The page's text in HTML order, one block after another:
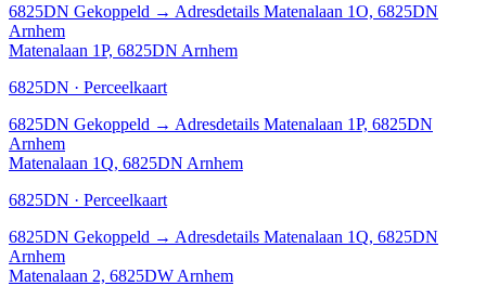
6825DN Gekoppeld → Adresdetails Matenalaan 1O, 6825DN
Arnhem
Matenalaan 1P, 6825DN Arnhem
6825DN · Perceelkaart
6825DN Gekoppeld → Adresdetails Matenalaan 1P, 6825DN
Arnhem
Matenalaan 1Q, 6825DN Arnhem
6825DN · Perceelkaart
6825DN Gekoppeld → Adresdetails Matenalaan 1Q, 6825DN
Arnhem
Matenalaan 2, 6825DW Arnhem